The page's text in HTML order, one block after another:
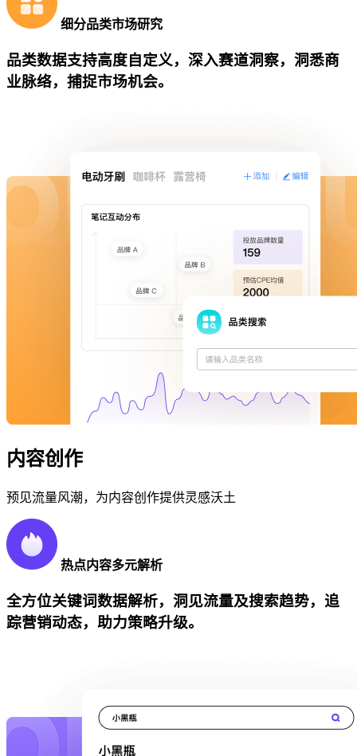
细分品类市场研究
品类数据支持高度自定义，深入赛道洞察，洞悉商
业脉络，捕捉市场机会。
内容创作
预见流量风潮，为内容创作提供灵感沃土
热点内容多元解析
全方位关键词数据解析，洞见流量及搜索趋势，追
踪营销动态，助力策略升级。